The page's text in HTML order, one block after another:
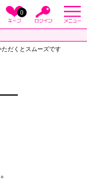
0
ただくとスムーズです